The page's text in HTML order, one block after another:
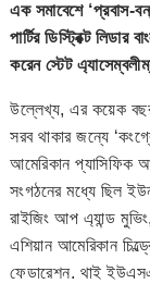
এক সমাবেশে ‘প্রবাস-
পার্টির ডিস্ট্রিক্ট
করেন স্টেট
উল্লেখ্য, এর কয়েক বছর
সরব থাকার জন্যে
আমেরিকান প্যাসিফিক
সংগঠনের মধ্যে ছিল
রাইজিং আপ এ্যান্ড
এশিয়ান আমেরিকান
ফেডারেশন. থাই